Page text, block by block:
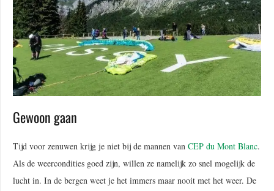
Gewoon gaan
Tijd voor zenuwen krijg je niet bij de mannen van CEP du Mont Blanc.
Als de weercondities goed zijn, willen ze namelijk zo snel mogelijk de
lucht in. In de bergen weet je het immers maar nooit met het weer. De